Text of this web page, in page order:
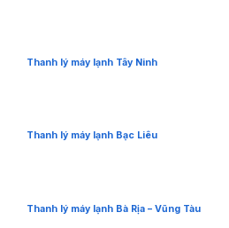
Thanh lý máy lạnh Tây Ninh
Thanh lý máy lạnh Bạc Liêu
Thanh lý máy lạnh Bà Rịa – Vũng Tàu